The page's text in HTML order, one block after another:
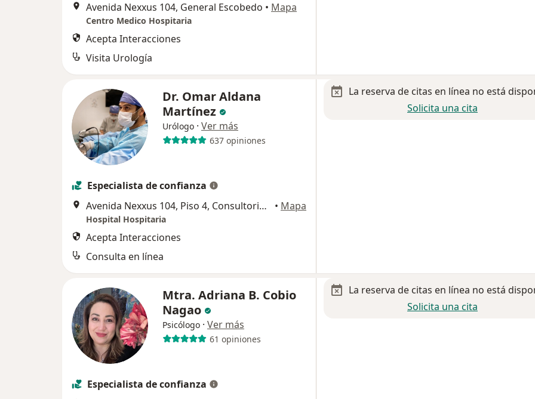
Avenida Nexxus 104, General Escobedo • Mapa
Centro Medico Hospitaria
Acepta Interacciones
Visita Urología
Dr. Omar Aldana
Martínez
Urólogo · Ver más
637 opiniones
Especialista de confianza
Avenida Nexxus 104, Piso 4, Consultorio 408, General Escobedo
• Mapa
Hospital Hospitaria
Acepta Interacciones
Consulta en línea
La reserva de citas en línea no está
Solicita una cita
Mtra. Adriana B. Cobio
Nagao
Psicólogo · Ver más
61 opiniones
Especialista de confianza
La reserva de citas en línea no está
Solicita una cita